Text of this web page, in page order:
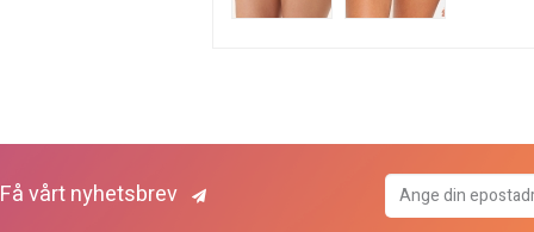
Få vårt nyhetsbrev